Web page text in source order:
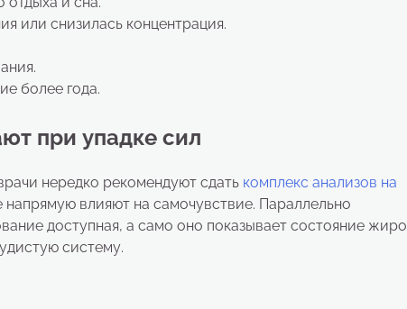
или снизилась концентрация.
более года.
при упадке сил
нередко рекомендуют сдать комплекс анализов на
влияют на самочувствие. Параллельно
доступная, а само оно показывает состояние
систему.